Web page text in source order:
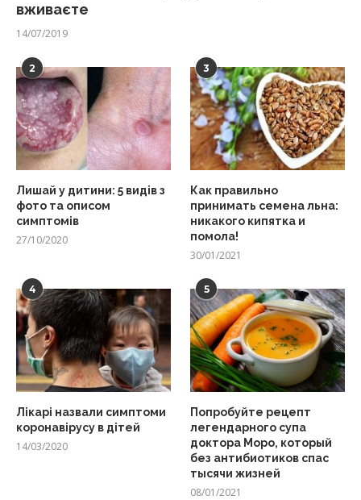
вживаєте
14/07/2019
2
Лишай у дитини: 5 видів з
фото та описом
симптомів
27/10/2020
3
Как правильно
принимать семена льна:
никакого кипятка и
помола!
30/01/2021
4
Лікарі назвали симптоми
коронавірусу в дітей
14/03/2020
5
Попробуйте рецепт
легендарного супа
доктора Моро, который
без антибиотиков спас
тысячи жизней
08/01/2021